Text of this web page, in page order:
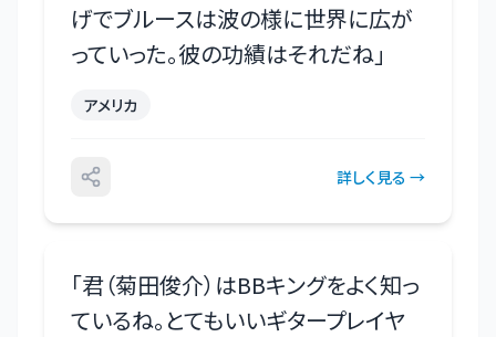
げでブルースは波の様に世界に広が
っていった。彼の功績はそれだね」
アメリカ
詳しく見る →
「君（菊田俊介）はBBキングをよく知っ
ているね。とてもいいギタープレイヤ